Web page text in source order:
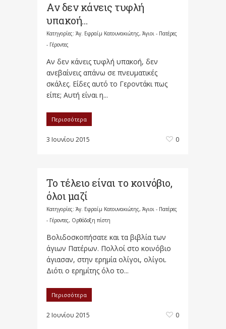
Αν δεν κάνεις τυφλή
υπακοή…
Κατηγορίες: Άγ. Εφραίμ Κατουνακιώτης, Άγιοι - Πατέρες
- Γέροντες
Αν δεν κάνεις τυφλή υπακοή, δεν
ανεβαίνεις απάνω σε πνευματικές
σκάλες. Είδες αυτό το Γεροντάκι πως
είπε; Αυτή είναι η...
Περισσότερα
3 Ιουνίου 2015 0
Το τέλειο είναι το κοινόβιο,
όλοι μαζί
Κατηγορίες: Άγ. Εφραίμ Κατουνακιώτης, Άγιοι - Πατέρες
- Γέροντες, Ορθόδοξη πίστη
Βολιδοσκοπήσατε και τα βιβλία των
άγιων Πατέρων. Πολλοί στο κοινόβιο
άγιασαν, στην ερημία ολίγοι, ολίγοι.
Διότι ο ερημίτης όλο το...
Περισσότερα
2 Ιουνίου 2015 0